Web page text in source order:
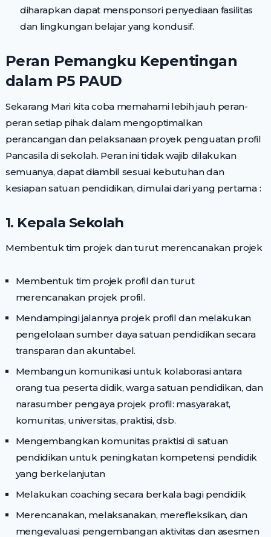
diharapkan dapat mensponsori penyediaan fasilitas
dan lingkungan belajar yang kondusif.
Peran Pemangku Kepentingan
dalam P5 PAUD
Sekarang Mari kita coba memahami lebih jauh peran-
peran setiap pihak dalam mengoptimalkan
perancangan dan pelaksanaan proyek penguatan profil
Pancasila di sekolah. Peran ini tidak wajib dilakukan
semuanya, dapat diambil sesuai kebutuhan dan
kesiapan satuan pendidikan, dimulai dari yang pertama :
1. Kepala Sekolah
Membentuk tim projek dan turut merencanakan projek
Membentuk tim projek profil dan turut
merencanakan projek profil.
Mendampingi jalannya projek profil dan melakukan
pengelolaan sumber daya satuan pendidikan secara
transparan dan akuntabel.
Membangun komunikasi untuk kolaborasi antara
orang tua peserta didik, warga satuan pendidikan, dan
narasumber pengaya projek profil: masyarakat,
komunitas, universitas, praktisi, dsb.
Mengembangkan komunitas praktisi di satuan
pendidikan untuk peningkatan kompetensi pendidik
yang berkelanjutan
Melakukan coaching secara berkala bagi pendidik
Merencanakan, melaksanakan, merefleksikan, dan
mengevaluasi pengembangan aktivitas dan asesmen